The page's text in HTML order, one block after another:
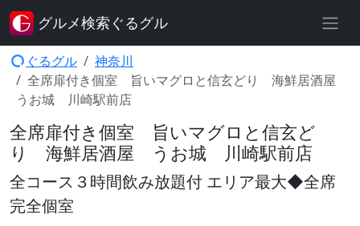
ぐるグル
神奈川
全席扉付き個室 旨いマグロと信玄どり 海鮮居酒屋
うお城 川崎駅前店
全席扉付き個室 旨いマグロと信玄ど
り 海鮮居酒屋 うお城 川崎駅前店
全コース３時間飲み放題付 エリア最大◆全席
完全個室
グルメ検索ぐるグル